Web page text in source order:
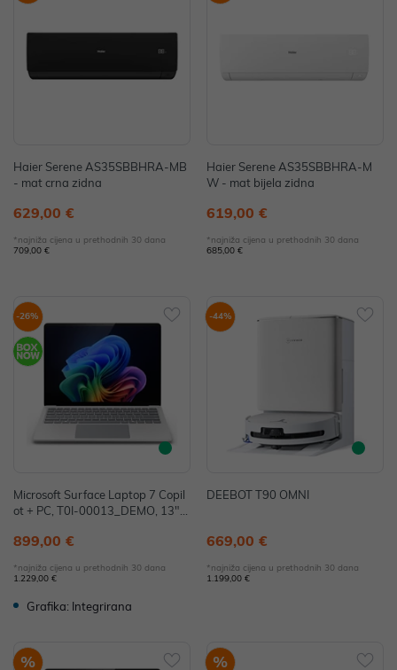
Haier Serene AS35SBBHRA-MB
- mat crna zidna
629,00 €
*najniža cijena u prethodnih 30 dana
709,00 €
Haier Serene AS35SBBHRA-M
W - mat bijela zidna
619,00 €
*najniža cijena u prethodnih 30 dana
685,00 €
-26%
Microsoft Surface Laptop 7 Copil
ot + PC, T0I-00013_DEMO, 13",
B, W11H, Adreno - IZLOŽBENI M
899,00 €
*najniža cijena u prethodnih 30 dana
1.229,00 €
Grafika: Integrirana
-44%
DEEBOT T90 OMNI
669,00 €
*najniža cijena u prethodnih 30 dana
1.199,00 €
% %